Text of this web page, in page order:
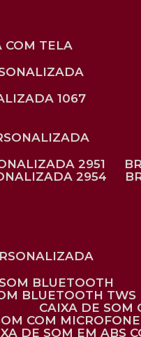
COM TELA
1067
2951
2954
SOM BLUETOOTH
BLUETOOTH TWS
CAIXA DE
COM
DE SOM EM ABS